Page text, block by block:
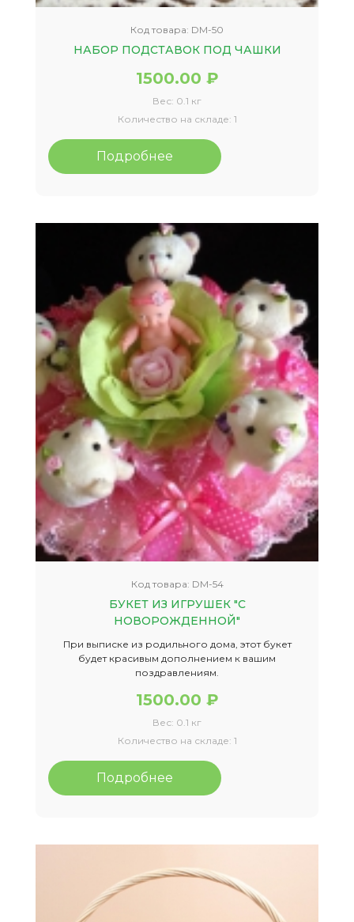
Код товара: DM-50
НАБОР ПОДСТАВОК ПОД ЧАШКИ
1500.00 ₽
Вес: 0.1 кг
Количество на складе: 1
Подробнее
Код товара: DM-54
БУКЕТ ИЗ ИГРУШЕК "С
НОВОРОЖДЕННОЙ"
При выписке из родильного дома, этот букет
будет красивым дополнением к вашим
поздравлениям.
1500.00 ₽
Вес: 0.1 кг
Количество на складе: 1
Подробнее